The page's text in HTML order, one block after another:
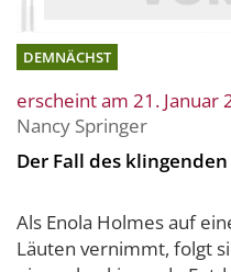
DEMNÄCHST
erscheint am 21. Januar
Nancy Springer
Der Fall des
Als Enola Holmes auf
Läuten vernimmt, folgt